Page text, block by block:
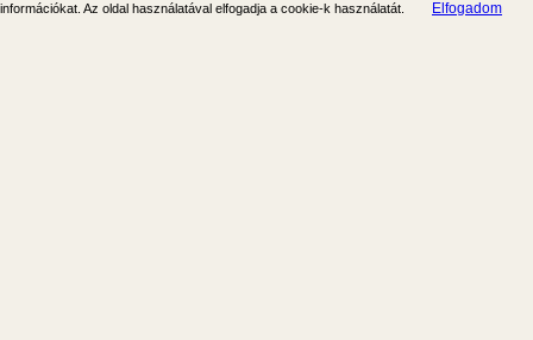
információkat. Az oldal használatával elfogadja a cookie-k használatát. Elfogadom